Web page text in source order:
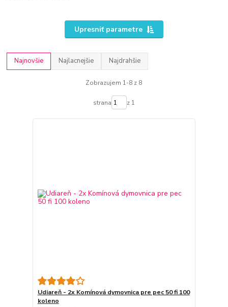
Upresniť parametre
Najnovšie Najlacnejšie Najdrahšie
Zobrazujem 1-8 z 8
strana z 1
Udiareň - 2x Komínová dymovnica pre pec 50 fi 100
koleno